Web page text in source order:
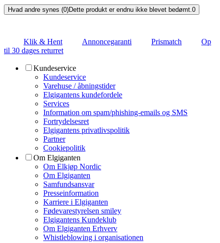
Hvad andre synes (0)Dette produkt er endnu ikke blevet bedømt.0
Klik & Hent Annoncegaranti Prismatch
Op
til 30 dages returret
Kundeservice
Kundeservice
Varehuse / åbningstider
Elgigantens kundefordele
Services
Information om spam/phishing-emails og SMS
Fortrydelsesret
Elgigantens privatlivspolitik
Partner
Cookiepolitik
Om Elgiganten
Om Elkjøp Nordic
Om Elgiganten
Samfundsansvar
Presseinformation
Karriere i Elgiganten
Fødevarestyrelsen smiley
Elgigantens Kundeklub
Om Elgiganten Erhverv
Whistleblowing i organisationen